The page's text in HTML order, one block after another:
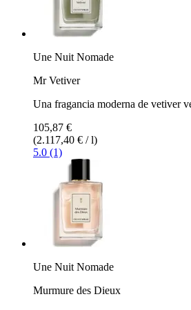
Une Nuit Nomade
Mr Vetiver
Una fragancia moderna de vetiver
105,87 €
(2.117,40 € / l)
5.0 (1)
Une Nuit Nomade
Murmure des Dieux